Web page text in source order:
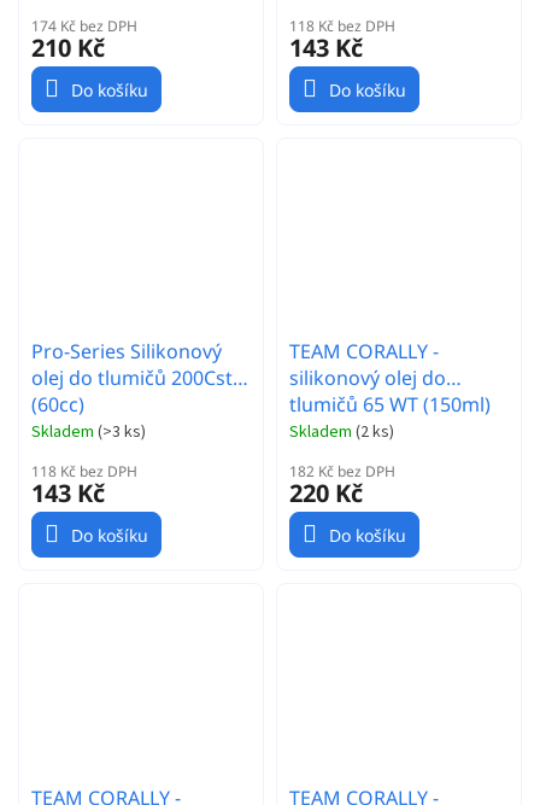
174 Kč bez DPH
210 Kč
Do košíku
118 Kč bez DPH
143 Kč
Do košíku
Pro-Series Silikonový
olej do tlumičů 200Cst
(60cc)
Skladem (>3 ks)
118 Kč bez DPH
143 Kč
Do košíku
TEAM CORALLY -
silikonový olej do
tlumičů 65 WT (150ml)
Skladem (2 ks)
182 Kč bez DPH
220 Kč
Do košíku
TEAM CORALLY -
TEAM CORALLY -